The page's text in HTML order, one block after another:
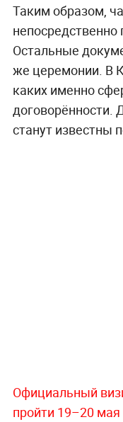
Таким образом,
непосредственно
Остальные
же церемонии. В
каких именно
договорённости.
станут известны
Официальный
пройти 19–20 мая